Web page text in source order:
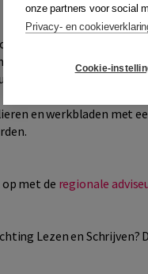
digitaal! ontwikkeld
aansluit bij de
digitale vaardigheden.
en werkbladen met
met de regionale
Lezen en Schrijven?
onze partners voor social
Privacy- en
Cookie-